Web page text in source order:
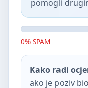
pomogli
0% SPAM
Kako radi
ako je poziv